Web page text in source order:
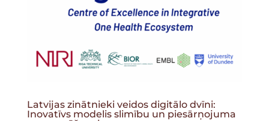
Latvijas zinātnieki veidos digitālo dvīni:
Inovatīvs modelis slimību un piesārņojuma